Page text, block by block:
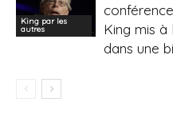
King par les
autres
King mis à
dans une